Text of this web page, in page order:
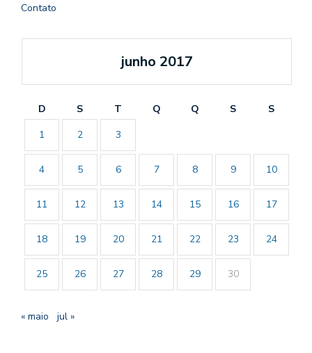
Contato
junho 2017
D S T Q Q S
S
1
2 3
4 5 6 7 8 9 10
11 12 13 14 15 16 17
18 19 20 21 22 23 24
25 26 27 28 29 30
« maio jul »